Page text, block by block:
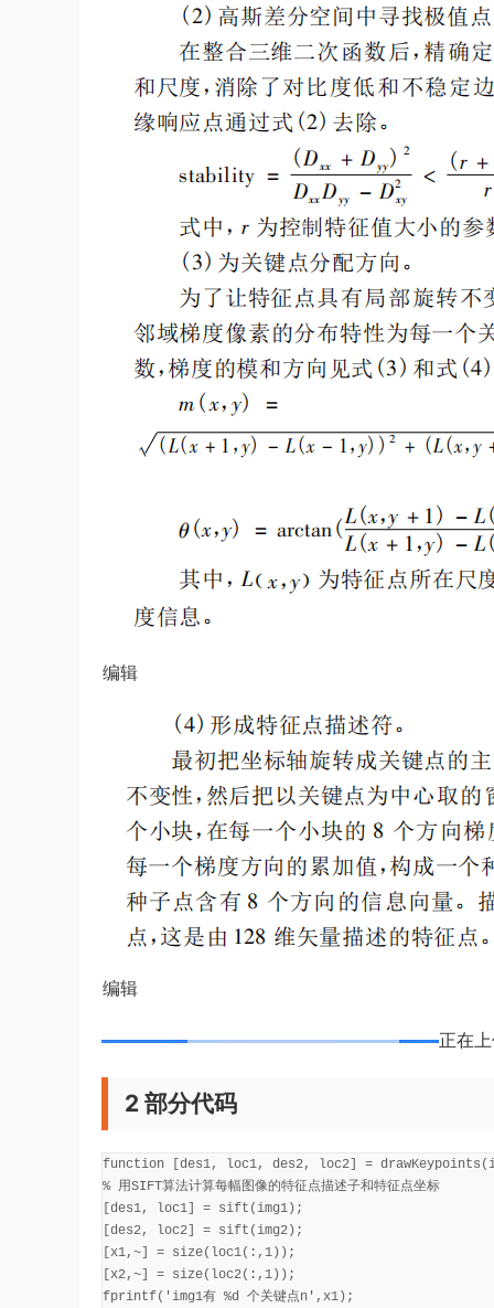
编辑
编辑
正在
2 部分代码
function [des1, loc1, des2, loc2] =
% 用SIFT算法计算每幅图像的特征点描述子和特征点坐标
[des1, loc1] = sift(img1);
[des2, loc2] = sift(img2);
[x1,~] = size(loc1(:,1));
[x2,~] = size(loc2(:,1));
fprintf('img1有 %d 个关键点n',x1);